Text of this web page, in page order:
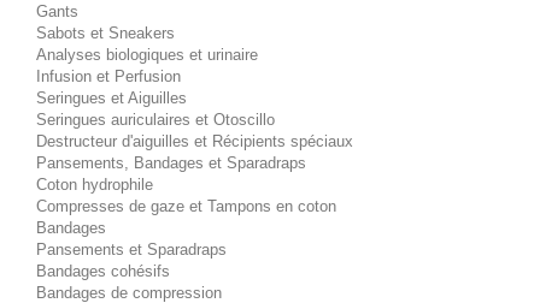
Gants
Sabots et Sneakers
Analyses biologiques et urinaire
Infusion et Perfusion
Seringues et Aiguilles
Seringues auriculaires et Otoscillo
Destructeur d'aiguilles et Récipients spéciaux
Pansements, Bandages et Sparadraps
Coton hydrophile
Compresses de gaze et Tampons en coton
Bandages
Pansements et Sparadraps
Bandages cohésifs
Bandages de compression